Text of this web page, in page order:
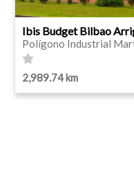
Ibis Budget Bilbao
Polígono Industrial
2,989.74 km